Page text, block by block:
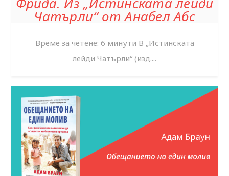
Чатърли“ от Анабел Абс
Време за четене: 6 минути В „Истинската
лейди Чатърли“ (изд....